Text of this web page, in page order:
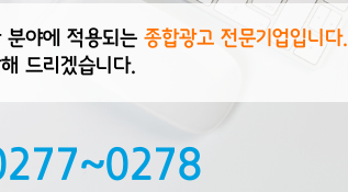
분야에 적용되는종합광고 전문기업입니다.
드리겠습니다.